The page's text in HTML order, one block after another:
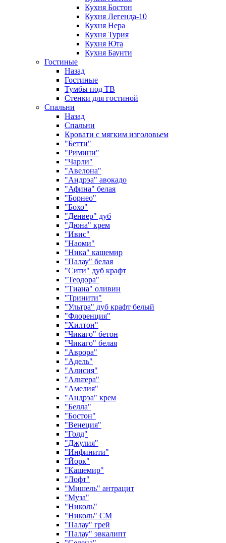
Кухня Бостон
Кухня Легенда-10
Кухня Нера
Кухня Турия
Кухня Юта
Кухня Баунти
Гостиные
Назад
Гостиные
Тумбы под ТВ
Стенки для гостиной
Спальни
Назад
Спальни
Кровати с мягким изголовьем
"Бетти"
"Римини"
"Чарли"
"Авелона"
"Андрэа" авокадо
"Афина" белая
"Борнео"
"Бохо"
"Денвер" дуб
"Дюна" крем
"Ивис"
"Наоми"
"Ника" кашемир
"Палау" белая
"Сити" дуб крафт
"Теодора"
"Тиана" оливин
"Тринити"
"Ультра" дуб крафт белый
"Флоренция"
"Хилтон"
"Чикаго" бетон
"Чикаго" белая
"Аврора"
"Адель"
"Алисия"
"Альтера"
"Амелия"
"Андрэа" крем
"Белла"
"Бостон"
"Венеция"
"Голд"
"Джулия"
"Инфинити"
"Йорк"
"Кашемир"
"Лофт"
"Мишель" антрацит
"Муза"
"Николь"
"Николь" СМ
"Палау" грей
"Палау" эвкалипт